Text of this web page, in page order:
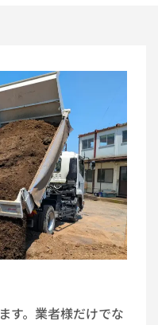
す。業者様だけでな